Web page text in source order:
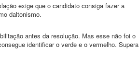
exige que o candidato consiga fazer a
daltonismo.
antes da resolução. Mas esse não foi o
identificar o verde e o vermelho. Supera